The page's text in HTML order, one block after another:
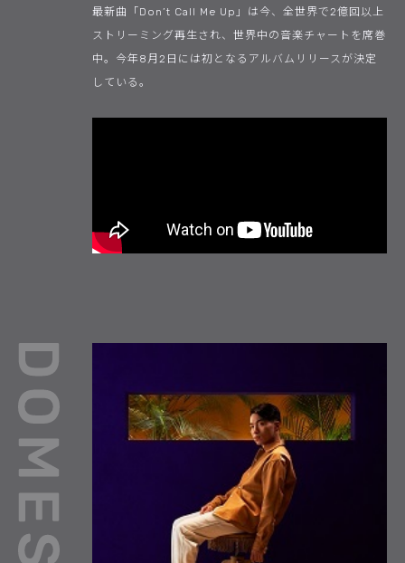
最新曲「Don’t Call Me Up」は今、全世界で2億回以上
ストリーミング再生され、世界中の音楽チャートを席巻
中。今年8月2日には初となるアルバムリリースが決定
している。